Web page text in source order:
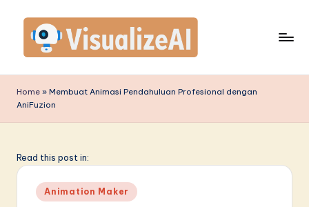
content
is
u
li
Home » Membuat Animasi Pendahuluan Profesional dengan
AniFuzion
Read this post in:
Posted
in
Animation Maker